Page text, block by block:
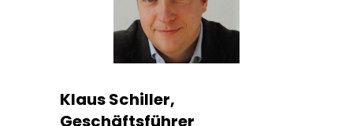
Klaus Schiller,
Geschäftsführer